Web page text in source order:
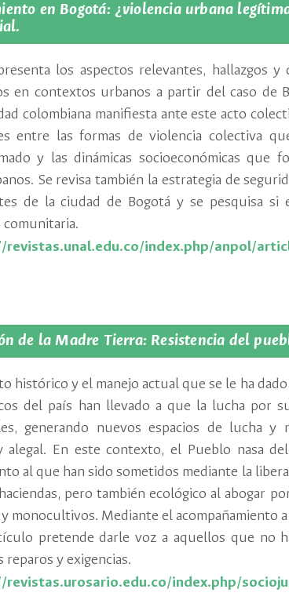
en Bogotá: ¿violencia urbana
los aspectos relevantes, hallazgos y
en contextos urbanos a partir del caso de
colombiana manifiesta ante este acto
entre las formas de violencia colectiva
y las dinámicas socioeconómicas que
Se revisa también la estrategia de
de la ciudad de Bogotá y se pesquisa si
index.php/anpol/
de la Madre Tierra: Resistencia del
histórico y el manejo actual que se le ha
del país han llevado a que la lucha por
generando nuevos espacios de lucha y
alegal. En este contexto, el Pueblo nasa
al que han sido sometidos mediante la
pero también ecológico al abogar
monocultivos. Mediante el acompañamiento
pretende darle voz a aquellos que no
reparos y exigencias.
index.php/